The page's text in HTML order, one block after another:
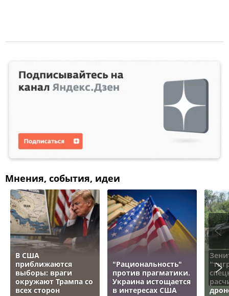
Мнения, события, идеи
В США
приближаются
выборы: враги
окружают Трампа со
всех сторон
"Рациональность"
против прагматики.
Украина истощается
в интересах США